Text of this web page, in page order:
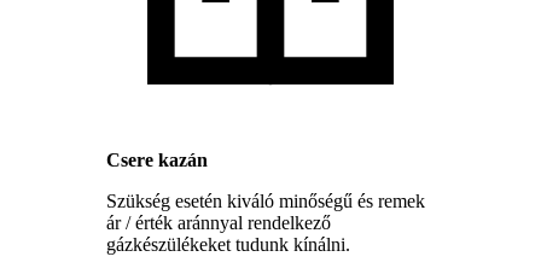
Csere kazán
Szükség esetén kiváló minőségű és remek
ár / érték aránnyal rendelkező
gázkészülékeket tudunk kínálni.